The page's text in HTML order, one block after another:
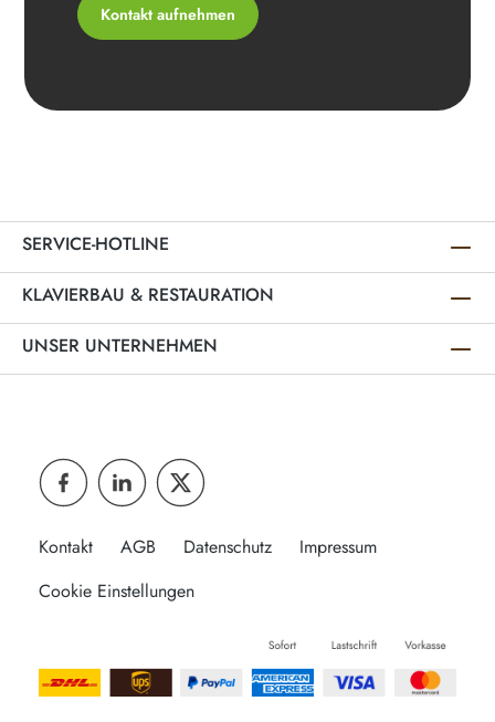
Kontakt aufnehmen
SERVICE-HOTLINE
KLAVIERBAU & RESTAURATION
UNSER UNTERNEHMEN
Kontakt AGB Datenschutz
Impressum
Cookie Einstellungen